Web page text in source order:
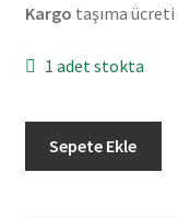
Kargo taşıma ücreti
1 adet stokta
Sepete Ekle